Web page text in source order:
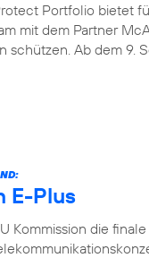
Portfolio bietet
mit dem Partner
schützen. Ab dem 9.
E-Plus
Kommission die